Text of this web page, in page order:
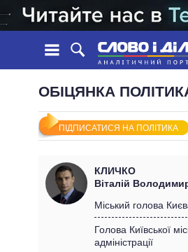
НОВИНИ
СТРІЧКА
ПОДІЇ
СТАТТІ
ДУМКИ
ОГЛЯДИ
ДАЙДЖЕСТИ
ОБIЦЯНКИ
УСІ ПОЛІТИКИ
ПРЕЗИДЕНТ І ОФІС
КАБІНЕТ МІНІСТРІВ
ВІДЕО
ПІДТРИМАТИ
ОБІЦЯНКА
ПІДПИСАТИСЯ НА ПОЛІТИКА
КЛИЧКО
Віталій
Міський голова
Голова Київської
адміністрації